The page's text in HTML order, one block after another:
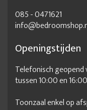
085 - 0471621
Openingstijden
Telefonisch
tussen 10:00 en
Toonzaal enkel op